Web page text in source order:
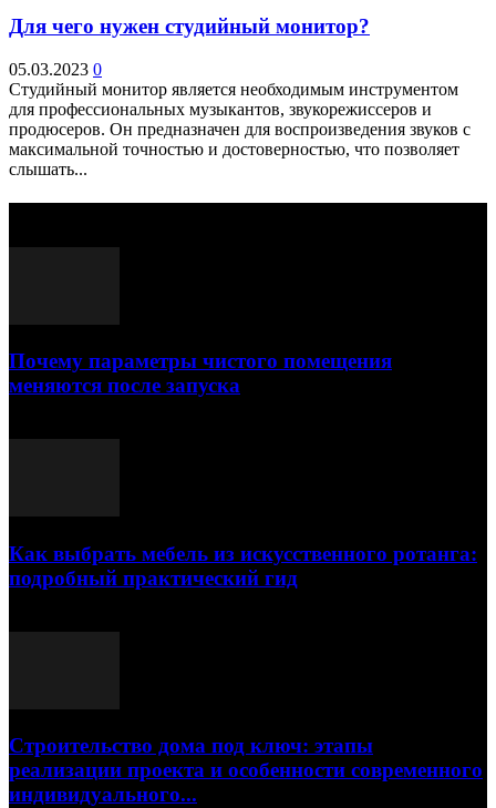
Для чего нужен студийный монитор?
05.03.2023 0
Студийный монитор является необходимым инструментом
для профессиональных музыкантов, звукорежиссеров и
продюсеров. Он предназначен для воспроизведения звуков с
максимальной точностью и достоверностью, что позволяет
слышать...
Почему параметры чистого помещения
меняются после запуска
Как выбрать мебель из искусственного ротанга:
подробный практический гид
Строительство дома под ключ: этапы
реализации проекта и особенности современного
индивидуального...